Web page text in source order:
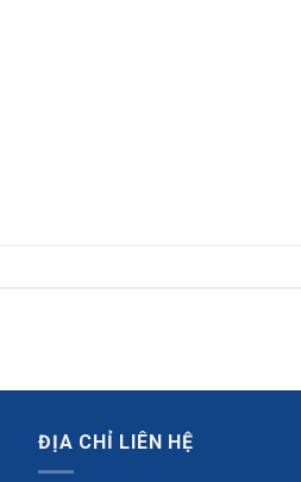
ĐỊA CHỈ LIÊN HỆ